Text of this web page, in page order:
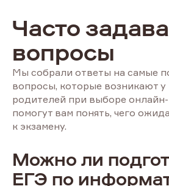
Часто
вопросы
Мы собрали ответы на самые
вопросы, которые возникают
родителей при выборе
помогут вам понять, чего
к экзамену.
Можно ли
ЕГЭ по